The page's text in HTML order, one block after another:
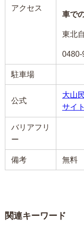
アクセス
車で
東北
0480-
駐車場
公式
大山
サイト
バリアフリ
ー
備考 無料
関連キーワード